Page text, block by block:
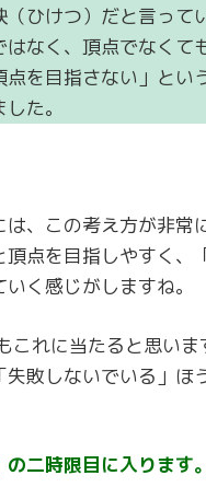
ひけつ）だと言って
なく、頂点でなくて
を目指さない」とい
た。
、この考え方が非常
点を目指しやすく、
く感じがしますね。
れに当たると思いま
敗しないでいる」ほ
二時限目に入ります。